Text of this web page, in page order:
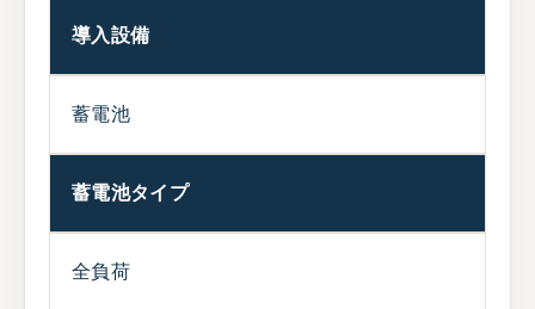
導入設備
蓄電池
蓄電池タイプ
全負荷